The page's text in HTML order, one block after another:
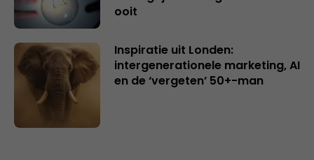
ooit
Inspiratie uit Londen:
intergenerationele marketing, AI
en de ‘vergeten’ 50+-man